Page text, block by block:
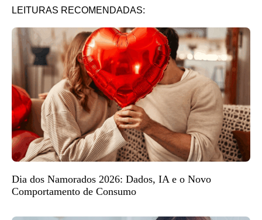
LEITURAS RECOMENDADAS:
Dia dos Namorados 2026: Dados, IA e o Novo
Comportamento de Consumo